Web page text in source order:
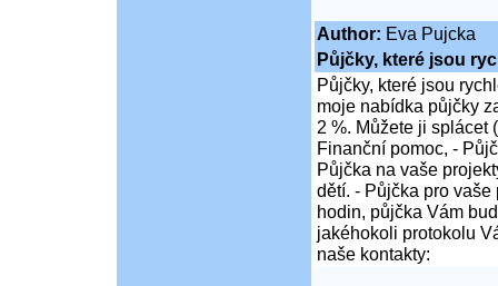
Author: Eva Pujcka
Půjčky, které jsou
Půjčky, které jsou
moje nabídka půjčky
2 %. Můžete ji splácet
Finanční pomoc, -
Půjčka na vaše
dětí. - Půjčka pro
hodin, půjčka Vám
jakéhokoli protokolu
naše kontakty: